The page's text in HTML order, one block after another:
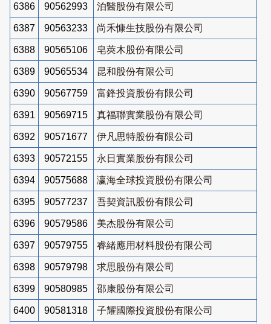
6386 90562993 泊醫股份有限公司
6387 90563233 尚禾慷生技股份有限公司
6388 90565106 皂莢木股份有限公司
6389 90565534 昆和股份有限公司
6390 90567759 富鋒投資股份有限公司
6391 90569715 真福聯實業股份有限公司
6392 90571677 伊凡思特股份有限公司
6393 90572155 永日實業股份有限公司
6394 90575688 瀛海全球投資股份有限公司
6395 90577237 吾契資訊股份有限公司
6396 90579586 美杰股份有限公司
6397 90579755 睿緒應用材料股份有限公司
6398 90579798 求思股份有限公司
6399 90580985 邵康股份有限公司
6400 90581318
子耀國際投資股份有限公司